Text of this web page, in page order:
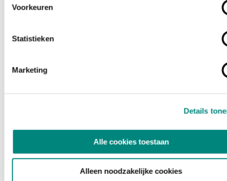
Voorkeuren
Statistieken
Marketing
Details
Alle cookies toestaan
Alleen noodzakelijke cookies